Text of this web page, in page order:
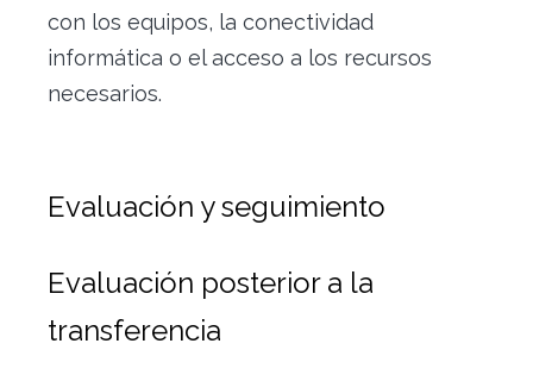
con los equipos, la conectividad
informática o el acceso a los recursos
necesarios.
Evaluación y seguimiento
Evaluación posterior a la
transferencia